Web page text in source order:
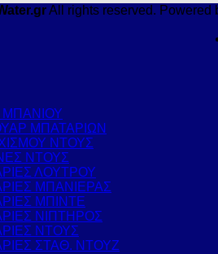
All rights reserved. Powered
ΜΠΑΝΙΟΥ
ΜΠΑΤΑΡΙΩΝ
ΝΤΟΥΣ
ΝΤΟΥΣ
ΛΟΥΤΡΟΥ
ΜΠΑΝΙΕΡΑΣ
ΜΠΙΝΤΕ
ΝΙΠΤΗΡΟΣ
ΝΤΟΥΣ
ΣΤΑΘ. ΝΤΟΥΖ